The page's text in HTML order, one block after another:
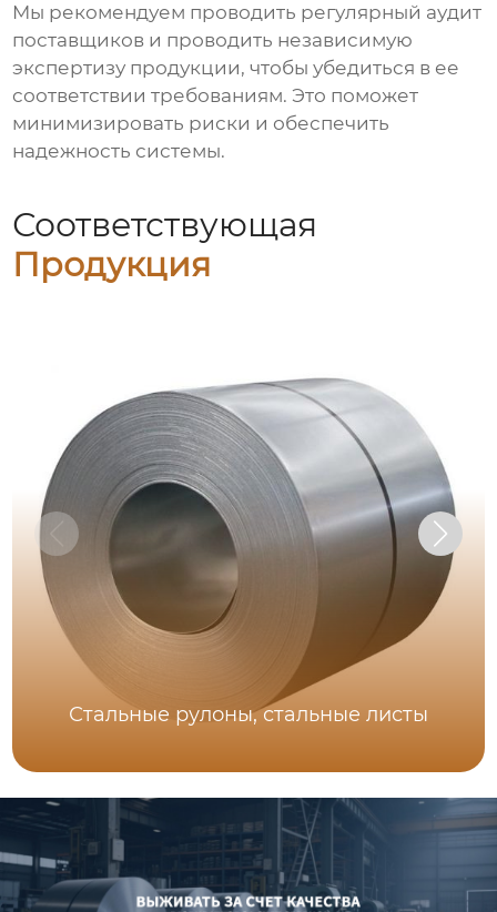
Мы рекомендуем проводить регулярный аудит
поставщиков и проводить независимую
экспертизу продукции, чтобы убедиться в ее
соответствии требованиям. Это поможет
минимизировать риски и обеспечить
надежность системы.
Соответствующая
Продукция
Стальные рулоны, стальные листы